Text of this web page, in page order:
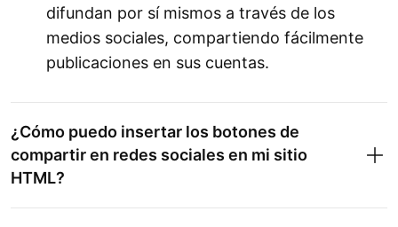
difundan por sí mismos a través de los
medios sociales, compartiendo fácilmente
publicaciones en sus cuentas.
¿Cómo puedo insertar los botones de
compartir en redes sociales en mi sitio
HTML?